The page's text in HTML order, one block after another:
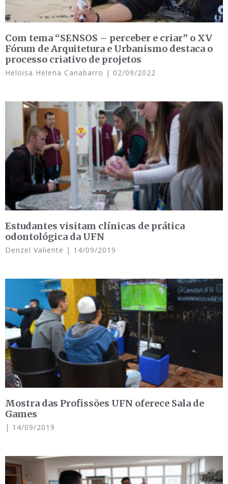
Com tema “SENSOS – perceber e criar” o XV
Fórum de Arquitetura e Urbanismo destaca o
processo criativo de projetos
Heloisa Helena Canabarro 02/09/2022
Estudantes visitam clínicas de prática
odontológica da UFN
Denzel Valiente 14/09/2019
Mostra das Profissões UFN oferece Sala de
Games
14/09/2019